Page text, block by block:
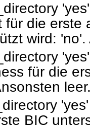
für die
wird:
für die
BIC